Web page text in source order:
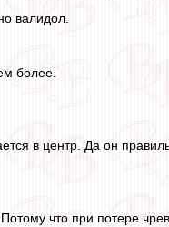
валидол.
более.
в центр. Да он
что при потере